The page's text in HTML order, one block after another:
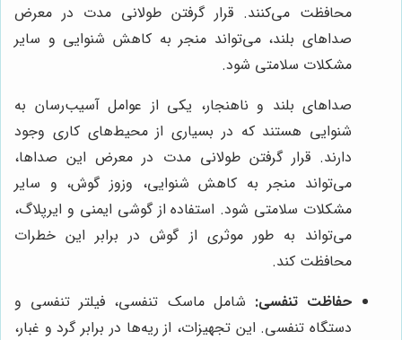
محافظت می‌کنند. قرار گرفتن طولانی مدت در معرض
صداهای بلند، می‌تواند منجر به کاهش شنوایی و سایر
مشکلات سلامتی شود.
صداهای بلند و ناهنجار، یکی از عوامل آسیب‌رسان به
شنوایی هستند که در بسیاری از محیط‌های کاری وجود
دارند. قرار گرفتن طولانی مدت در معرض این صداها،
می‌تواند منجر به کاهش شنوایی، وزوز گوش، و سایر
مشکلات سلامتی شود. استفاده از گوشی ایمنی و ایرپلاگ،
می‌تواند به طور موثری از گوش در برابر این خطرات
محافظت کند.
حفاظت تنفسی: شامل ماسک تنفسی، فیلتر تنفسی و
دستگاه تنفسی. این تجهیزات، از ریه‌ها در برابر گرد و غبار،